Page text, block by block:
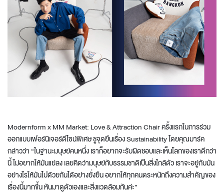
Modernform x MM Market: Love & Attraction Chair ครั้งแรกในการร่วม
ออกแบบเฟอร์นิเจอร์ดีไซน์พิเศษ ชูจุดยืนเรื่อง Sustainability โดยคุณมาร์ค
กล่าวว่า “ในฐานะมนุษย์คนหนึ่ง เราก็อยากจะรับผิดชอบและเห็นโลกของเราดีกว่า
นี้ ไม่อยากให้มันแย่ลง เลยคิดว่ามนุษย์กับธรรมชาติเป็นสิ่งใกล้ตัว เราจะอยู่กับมัน
อย่างไรให้มันไปด้วยกันได้อย่างยั่งยืน อยากให้ทุกคนตระหนักถึงความสำคัญของ
เรื่องนี้มากขึ้น หันมาดูตัวเองและสิ่งแวดล้อมกันค่ะ”